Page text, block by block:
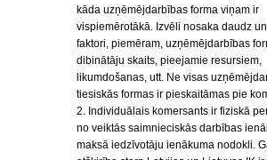
kāda uzņēmējdarbības forma viņam ir
vispiemērotākā. Izvēli nosaka daudz
faktori, piemēram, uzņēmējdarbības
dibinātāju skaits, pieejamie resursiem,
likumdošanas, utt. Ne visas
tiesiskās formas ir pieskaitāmas pie
2. Individuālais komersants ir fiziskā
no veiktās saimnieciskās darbības
maksā iedzīvotāju ienākuma nodokli.